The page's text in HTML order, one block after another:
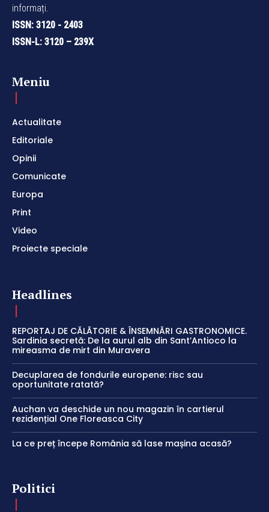
informați.
ISSN: 3120 - 2403
ISSN-L: 3120 – 239X
Meniu
Actualitate
Editoriale
Opinii
Comunicate
Europa
Print
Video
Proiecte speciale
Headlines
REPORTAJ DE CĂLĂTORIE & ÎNSEMNĂRI GASTRONOMICE.
Sardinia secretă: De la aurul alb din Sant’Antioco la
mireasma de mirt din Muravera
Decuplarea de fondurile europene: risc sau
oportunitate ratată?
Auchan va deschide un nou magazin în cartierul
rezidențial One Floreasca City
La ce preț începe România să lase mașina acasă?
Politici